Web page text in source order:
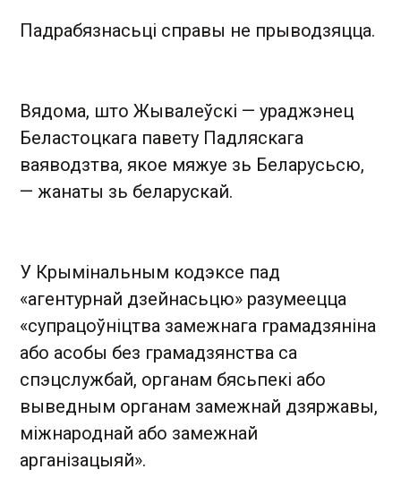
Падрабязнасьці справы не прыводзяцца.
Вядома, што Жывалеўскі — ураджэнец
Беластоцкага павету Падляскага
ваяводзтва, якое мяжуе зь Беларусьсю,
— жанаты зь беларускай.
У Крымінальным кодэксе пад
«агентурнай дзейнасьцю» разумеецца
«супрацоўніцтва замежнага грамадзяніна
або асобы без грамадзянства са
спэцслужбай, органам бясьпекі або
выведным органам замежнай дзяржавы,
міжнароднай або замежнай
арганізацыяй».